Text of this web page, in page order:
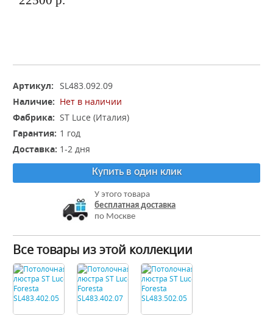
Артикул: SL483.092.09
Наличие: Нет в наличии
Фабрика: ST Luce (Италия)
Гарантия: 1 год
Доставка: 1-2 дня
Купить в один клик
У этого товара
бесплатная доставка
по Москве
Все товары из этой коллекции